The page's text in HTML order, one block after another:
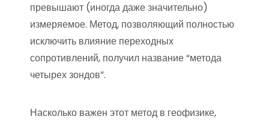
превышают (иногда даже значительно)
измеряемое. Метод, позволяющий полностью
исключить влияние переходных
сопротивлений, получил название “метода
четырех зондов”.
Насколько важен этот метод в геофизике,